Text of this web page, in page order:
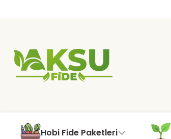
Hobi Fide Paketleri